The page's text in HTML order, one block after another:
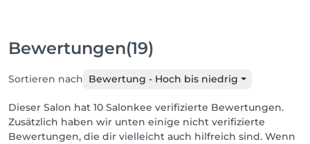
Bewertungen(19)
Sortieren nach Bewertung - Hoch bis niedrig
Dieser Salon hat 10 Salonkee verifizierte Bewertungen.
Zusätzlich haben wir unten einige nicht verifizierte
Bewertungen, die dir vielleicht auch hilfreich sind. Wenn